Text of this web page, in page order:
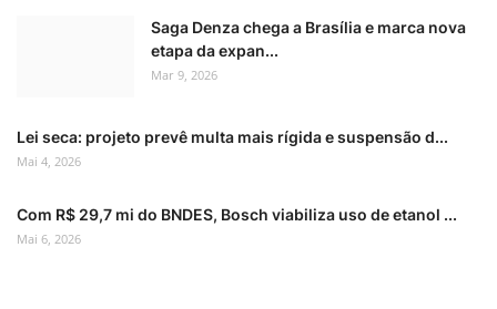
Saga Denza chega a Brasília e marca nova
etapa da expan...
Mar 9, 2026
Lei seca: projeto prevê multa mais rígida e suspensão d...
Mai 4, 2026
Com R$ 29,7 mi do BNDES, Bosch viabiliza uso de etanol ...
Mai 6, 2026